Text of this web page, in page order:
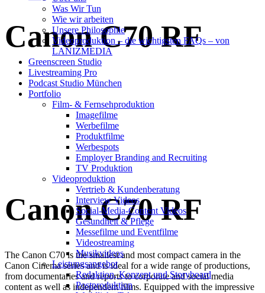
Was Wir Tun
Wie wir arbeiten
Unsere Philosophie
Videoproduktion – die wichtigsten FAQs – von
LANIZMEDIA
Greenscreen Studio
Livestreaming Pro
Podcast Studio München
Portfolio
Film- & Fernsehproduktion
Imagefilme
Werbefilme
Produktfilme
Werbespots
Employer Branding and Recruiting
TV Produktion
Videoproduktion
Vertrieb & Kundenberatung
Interview Videos
Social-Media-Content Videos
Gesundheit & Pflege
Mes­se­filme und Eventfilme
Video­strea­ming
Musikvideos
Leis­tungs­an­ge­bot
Redak­ti­on, Kon­zept und Storyboard
Post­pro­duk­ti­on
Canon C70 RF
Canon C70 RF
The Canon C70 is the smallest and most compact camera in the
Canon Cinema series and is ideal for a wide range of productions,
from documentaries and reports to corporate and social media
content as well as independent films. Equipped with the impressive